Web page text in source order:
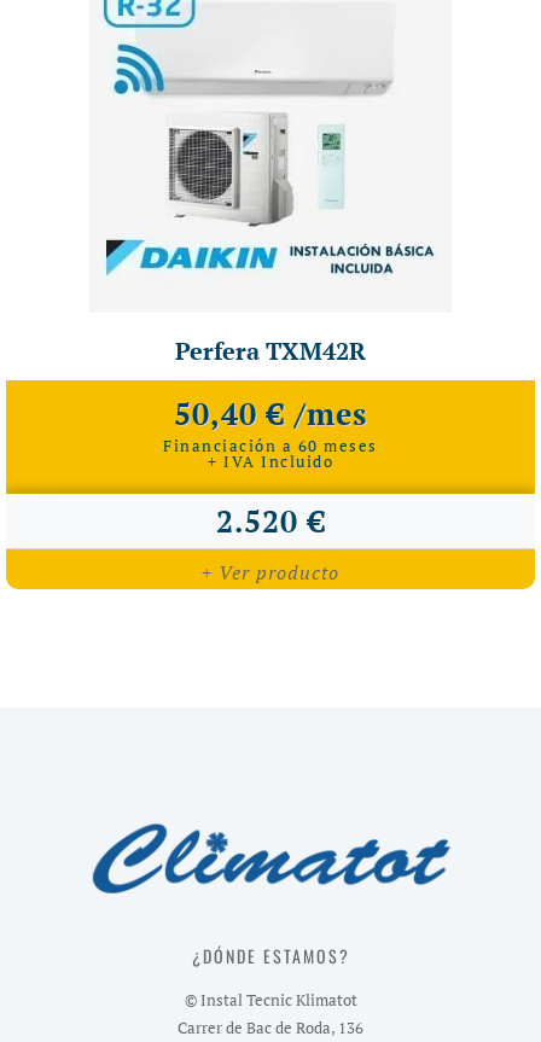
Perfera TXM42R
50,40 € /mes
Financiación a 60 meses
+ IVA Incluido
2.520 €
+ Ver producto
¿DÓNDE ESTAMOS?
© Instal Tecnic Klimatot
Carrer de Bac de Roda, 136